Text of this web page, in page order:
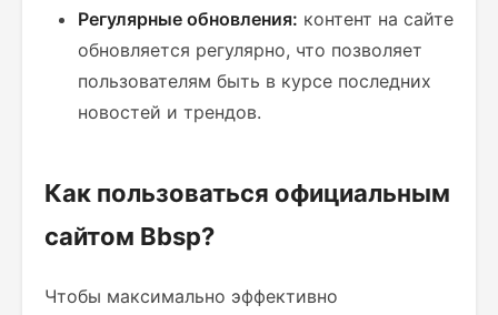
Регулярные обновления: контент на сайте
обновляется регулярно, что позволяет
пользователям быть в курсе последних
новостей и трендов.
Как пользоваться официальным
сайтом Bbsp?
Чтобы максимально эффективно